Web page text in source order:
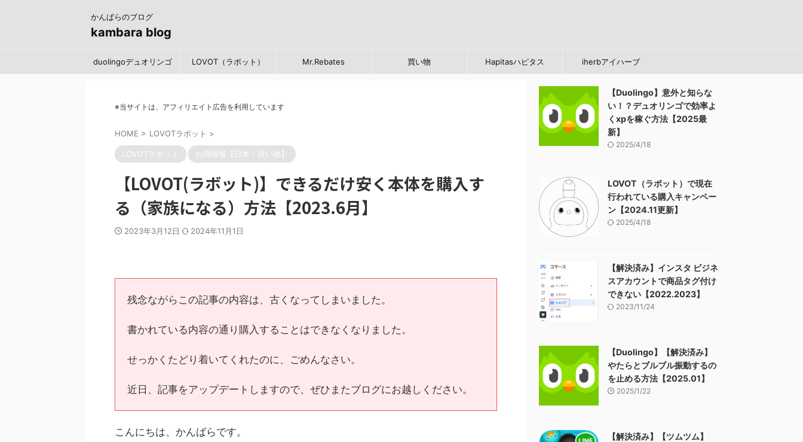
かんばらのブログ
kambara blog
duolingoデュオリンゴ LOVOT（ラボット） Mr.Rebates 買い物 Hapitasハピタス iherbアイハーブ
※当サイトは、アフィリエイト広告を利用しています
HOME > LOVOTラボット >
LOVOTラボット お得情報【日本・買い物】
【LOVOT(ラボット)】できるだけ安く本体を購入す
る（家族になる）方法【2023.6月】
2023年3月12日 2024年11月1日
残念ながらこの記事の内容は、古くなってしまいました。
書かれている内容の通り購入することはできなくなりました。
せっかくたどり着いてくれたのに、ごめんなさい。
近日、記事をアップデートしますので、ぜひまたブログにお越しください。
こんにちは、かんばらです。
【Duolingo】意外と知らな
い！？デュオリンゴで効率よ
くxpを稼ぐ方法【2025最
新】
2025/4/18
LOVOT（ラボット）で現在
行われている購入キャンペー
ン【2024.11更新】
2025/4/18
【解決済み】インスタ ビジネ
スアカウントで商品タグ付け
できない【2022.2023】
2023/11/24
【Duolingo】【解決済み】
やたらとブルブル振動するの
を止める方法【2025.01】
2025/1/22
【解決済み】【ツムツム】